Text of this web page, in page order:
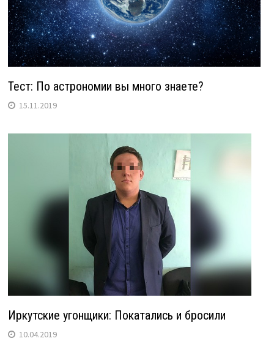
Тест: По астрономии вы много знаете?
15.11.2019
Иркутские угонщики: Покатались и бросили
10.04.2019